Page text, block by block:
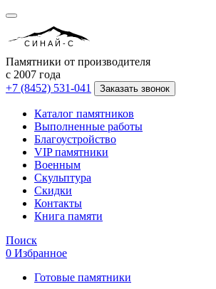
СИНАЙ-С
Памятники от производителя
с 2007 года
+7 (8452) 531-041
Заказать звонок
Каталог памятников
Выполненные работы
Благоустройство
VIP памятники
Военным
Скульптура
Скидки
Контакты
Книга памяти
Поиск
0 Избранное
Готовые памятники